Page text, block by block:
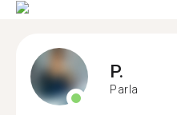
P.
Parla